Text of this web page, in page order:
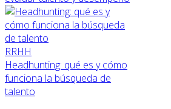
RRHH
Headhunting: qué es y cómo
funciona la búsqueda de
talento